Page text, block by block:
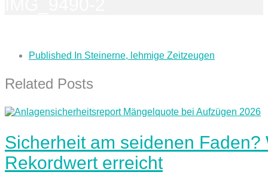
Published In Steinerne, lehmige Zeitzeugen
Related Posts
Sicherheit am seidenen
Rekordwert erreicht